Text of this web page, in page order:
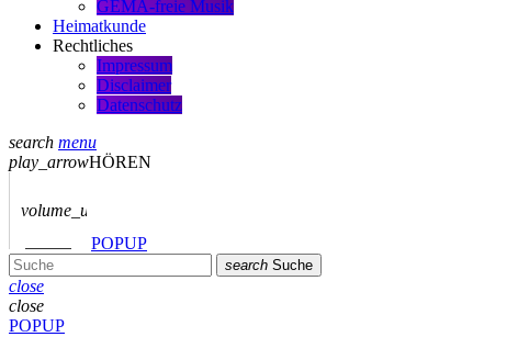
GEMA-freie Musik
Heimatkunde
Rechtliches
Impressum
Disclaimer
Datenschutz
search menu
play_arrowHÖREN
volume_up
POPUP
search Suche
close
close
POPUP